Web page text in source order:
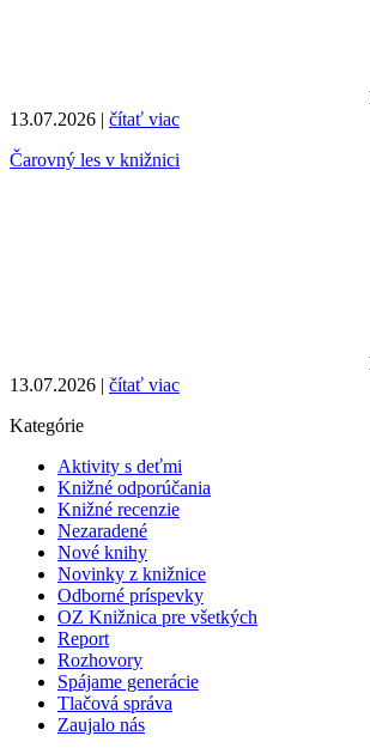
13.07.2026 | čítať viac
Čarovný les v knižnici
13.07.2026 | čítať viac
Kategórie
Aktivity s deťmi
Knižné odporúčania
Knižné recenzie
Nezaradené
Nové knihy
Novinky z knižnice
Odborné príspevky
OZ Knižnica pre všetkých
Report
Rozhovory
Spájame generácie
Tlačová správa
Zaujalo nás